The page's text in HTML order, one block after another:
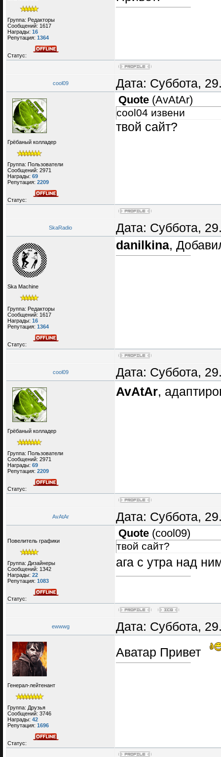
Группа: Редакторы
Сообщений: 1617
Награды: 16
Репутация: 1364
Статус:
cool09 Дата: Суббота,
Грёбаный колладер
Группа: Пользователи
Сообщений: 2971
Награды: 69
Репутация: 2209
Статус:
Quote (AvAtAr)
cool04 извени
твой сайт?
SkaRadio Дата: Суббота,
Ska Machine
Группа: Редакторы
Сообщений: 1617
Награды: 16
Репутация: 1364
Статус:
danilkina,
cool09 Дата: Суббота,
Грёбаный колладер
Группа: Пользователи
Сообщений: 2971
Награды: 69
Репутация: 2209
Статус:
AvAtAr,
AvAtAr Дата: Суббота,
Повелитель графики
Группа: Дизайнеры
Сообщений: 1342
Награды: 22
Репутация: 1083
Статус:
Quote (cool09)
твой сайт?
ага с утра над
ewwwg Дата: Суббота,
Генерал-лейтенант
Группа: Друзья
Сообщений: 3746
Награды: 42
Репутация: 1696
Статус:
Аватар Привет